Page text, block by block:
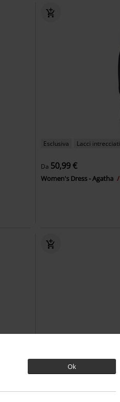
Ok
Esclusiva Lacci intrecciati
Da 50,99 €
Women's Dress - Agatha
-46%
Esclusiva